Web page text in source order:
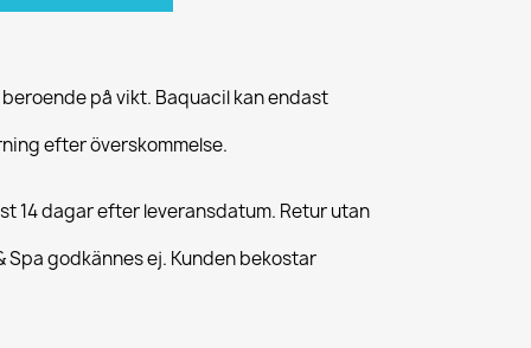
på vikt. Baquacil kan endast
efter överskommelse.
14 dagar efter leveransdatum. Retur utan
Spa godkännes ej. Kunden bekostar